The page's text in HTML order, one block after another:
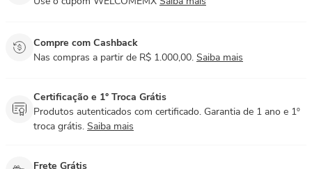
Compre com Cashback
Nas compras a partir de R$ 1.000,00. Saiba mais
Certificação e 1° Troca Grátis
Produtos autenticados com certificado. Garantia de 1 ano e 1º
troca grátis. Saiba mais
Frete Grátis